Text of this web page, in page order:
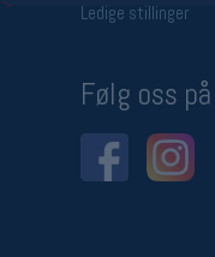
Ledige stillinger
Følg oss på